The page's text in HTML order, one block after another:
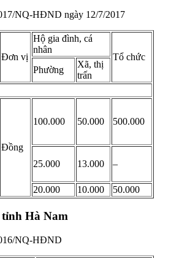
NQ-HĐND ngày 12/7/2017
Đơn vị
Hộ gia đình, cá
nhân
Tổ chức
Phường
Xã, thị
trấn
Đồng
100.000 50.000 500.000
25.000 13.000 –
20.000 10.000 50.000
tỉnh Hà Nam
NQ-HĐND